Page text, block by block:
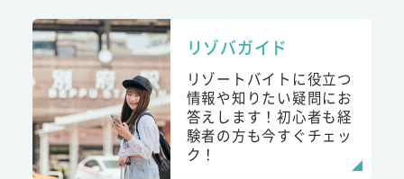
リゾバガイド
リゾートバイトに役立つ
情報や知りたい疑問にお
答えします！初心者も経
験者の方も今すぐチェッ
ク！